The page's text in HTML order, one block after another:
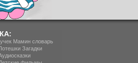
Мамин словарь
Загадки